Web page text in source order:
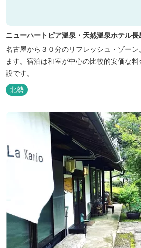
ニューハートピア温泉・天然温泉ホテル長
名古屋から３０分のリフレッシュ・ゾー
ます。宿泊は和室が中心の比較的安価な
設です。
北勢